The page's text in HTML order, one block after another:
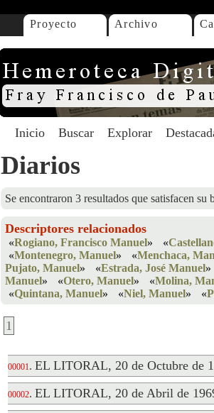
Proyecto Archivo
Inicio Buscar Explorar
Diarios
Se encontraron 3 resultados que satisfacen
Descriptores relacionados
«Rogiano, Francisco Manuel» «
«Montenegro, Manuel» «Menchaca,
Pujato, Manuel» «Estrada, José Manuel»
Manuel» «Otero, Manuel» «Molina,
«Quintana, Manuel» «Niel, Manuel» «
1
00001. EL LITORAL, 20 de Octubre de
00002. EL LITORAL, 20 de Abril de